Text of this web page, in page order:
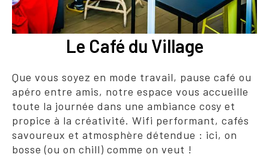
Le Café du Village
Que vous soyez en mode travail, pause café ou
apéro entre amis, notre espace vous accueille
toute la journée dans une ambiance cosy et
propice à la créativité. Wifi performant, cafés
savoureux et atmosphère détendue : ici, on
bosse (ou on chill) comme on veut !